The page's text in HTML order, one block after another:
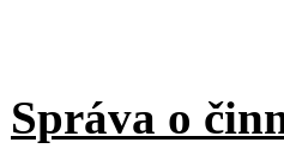
Správa o